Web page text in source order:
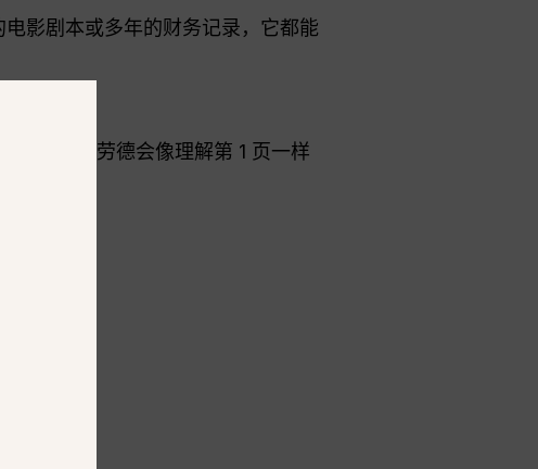
影剧本或多年的财务记录，它都能
合同，克劳德会像理解第 1 页一样